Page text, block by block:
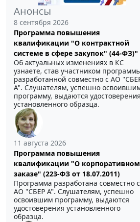
Анонсы
8 сентября 2026
Программа повышения
квалификации "О контрактной
системе в сфере закупок" (44-ФЗ)"
Об актуальных изменениях в КС
узнаете, став участником
разработанной совместно с АО
А". Слушателям, успешно
программу, выдаются удостоверения
установленного образца.
11 августа 2026
Программа повышения
квалификации "О корпоративном
заказе" (223-ФЗ от 18.07.2011)
Программа разработана совместно с
АО ''СБЕР А". Слушателям, успешно
освоившим программу, выдаются
удостоверения установленного
образца.